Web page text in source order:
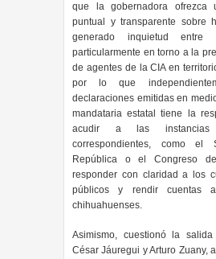
que la gobernadora ofrezca
puntual y transparente sobre
generado inquietud entre
particularmente en torno a la
de agentes de la CIA en
por lo que
declaraciones emitidas en
mandataria estatal tiene la
acudir a las instancias
correspondientes, como
República o el Congreso
responder con claridad a los
públicos y rendir cuentas
chihuahuenses.
Asimismo, cuestionó la
César Jáuregui y Arturo Zuany,